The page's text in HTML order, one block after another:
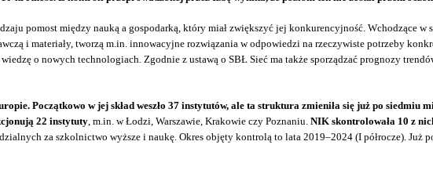
pomost między nauką a gospodarką, który miał zwiększyć jej konkurencyjność. Wchodzące
i materiały, tworzą m.in. innowacyjne rozwiązania w odpowiedzi na rzeczywiste potrzeby
o nowych technologiach. Zgodnie z ustawą o SBŁ Sieć ma także sporządzać prognozy
Początkowo w jej skład weszło 37 instytutów, ale ta struktura zmieniła się już po siedmiu
22 instytuty , m.in. w Łodzi, Warszawie, Krakowie czy Poznaniu. NIK skontrolowała 10 z
za szkolnictwo wyższe i naukę. Okres objęty kontrolą to lata 2019–2024 (I półrocze). Już